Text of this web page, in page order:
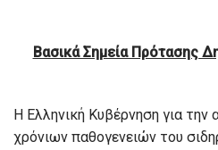
Βασικά Σημεία Πρότασης
Η Ελληνική Κυβέρνηση για την
χρόνιων παθογενειών του